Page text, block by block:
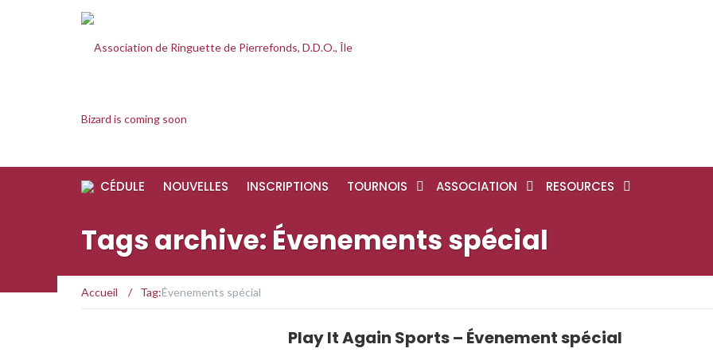
CÉDULE NOUVELLES INSCRIPTIONS TOURNOIS ASSOCIATION RESOURCES
Tags archive: Évenements spécial
Accueil / Tag:Évenements spécial
Play It Again Sports – Évenement spécial